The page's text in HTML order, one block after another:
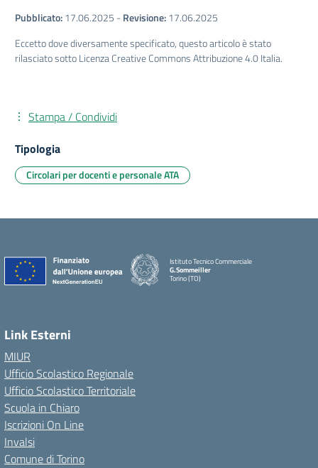
Pubblicato:17.06.2025 -Revisione:17.06.2025
Eccetto dove diversamente specificato, questo articolo è stato
rilasciato sotto Licenza Creative Commons Attribuzione 4.0 Italia.
Stampa / Condividi
Tipologia
Circolari per docenti e personale ATA
Istituto Tecnico Commerciale
G.Sommeiller
Torino (TO)
Link Esterni
MIUR
Ufficio Scolastico Regionale
Ufficio Scolastico Territoriale
Scuola in Chiaro
Iscrizioni On Line
Invalsi
Comune di Torino